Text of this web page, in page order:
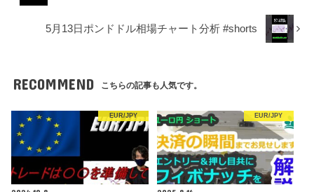
5月13日ポンドドル相場チャート分析 #shorts
RECOMMEND こちらの記事も人気です。
EUR/JPY EUR/JPY